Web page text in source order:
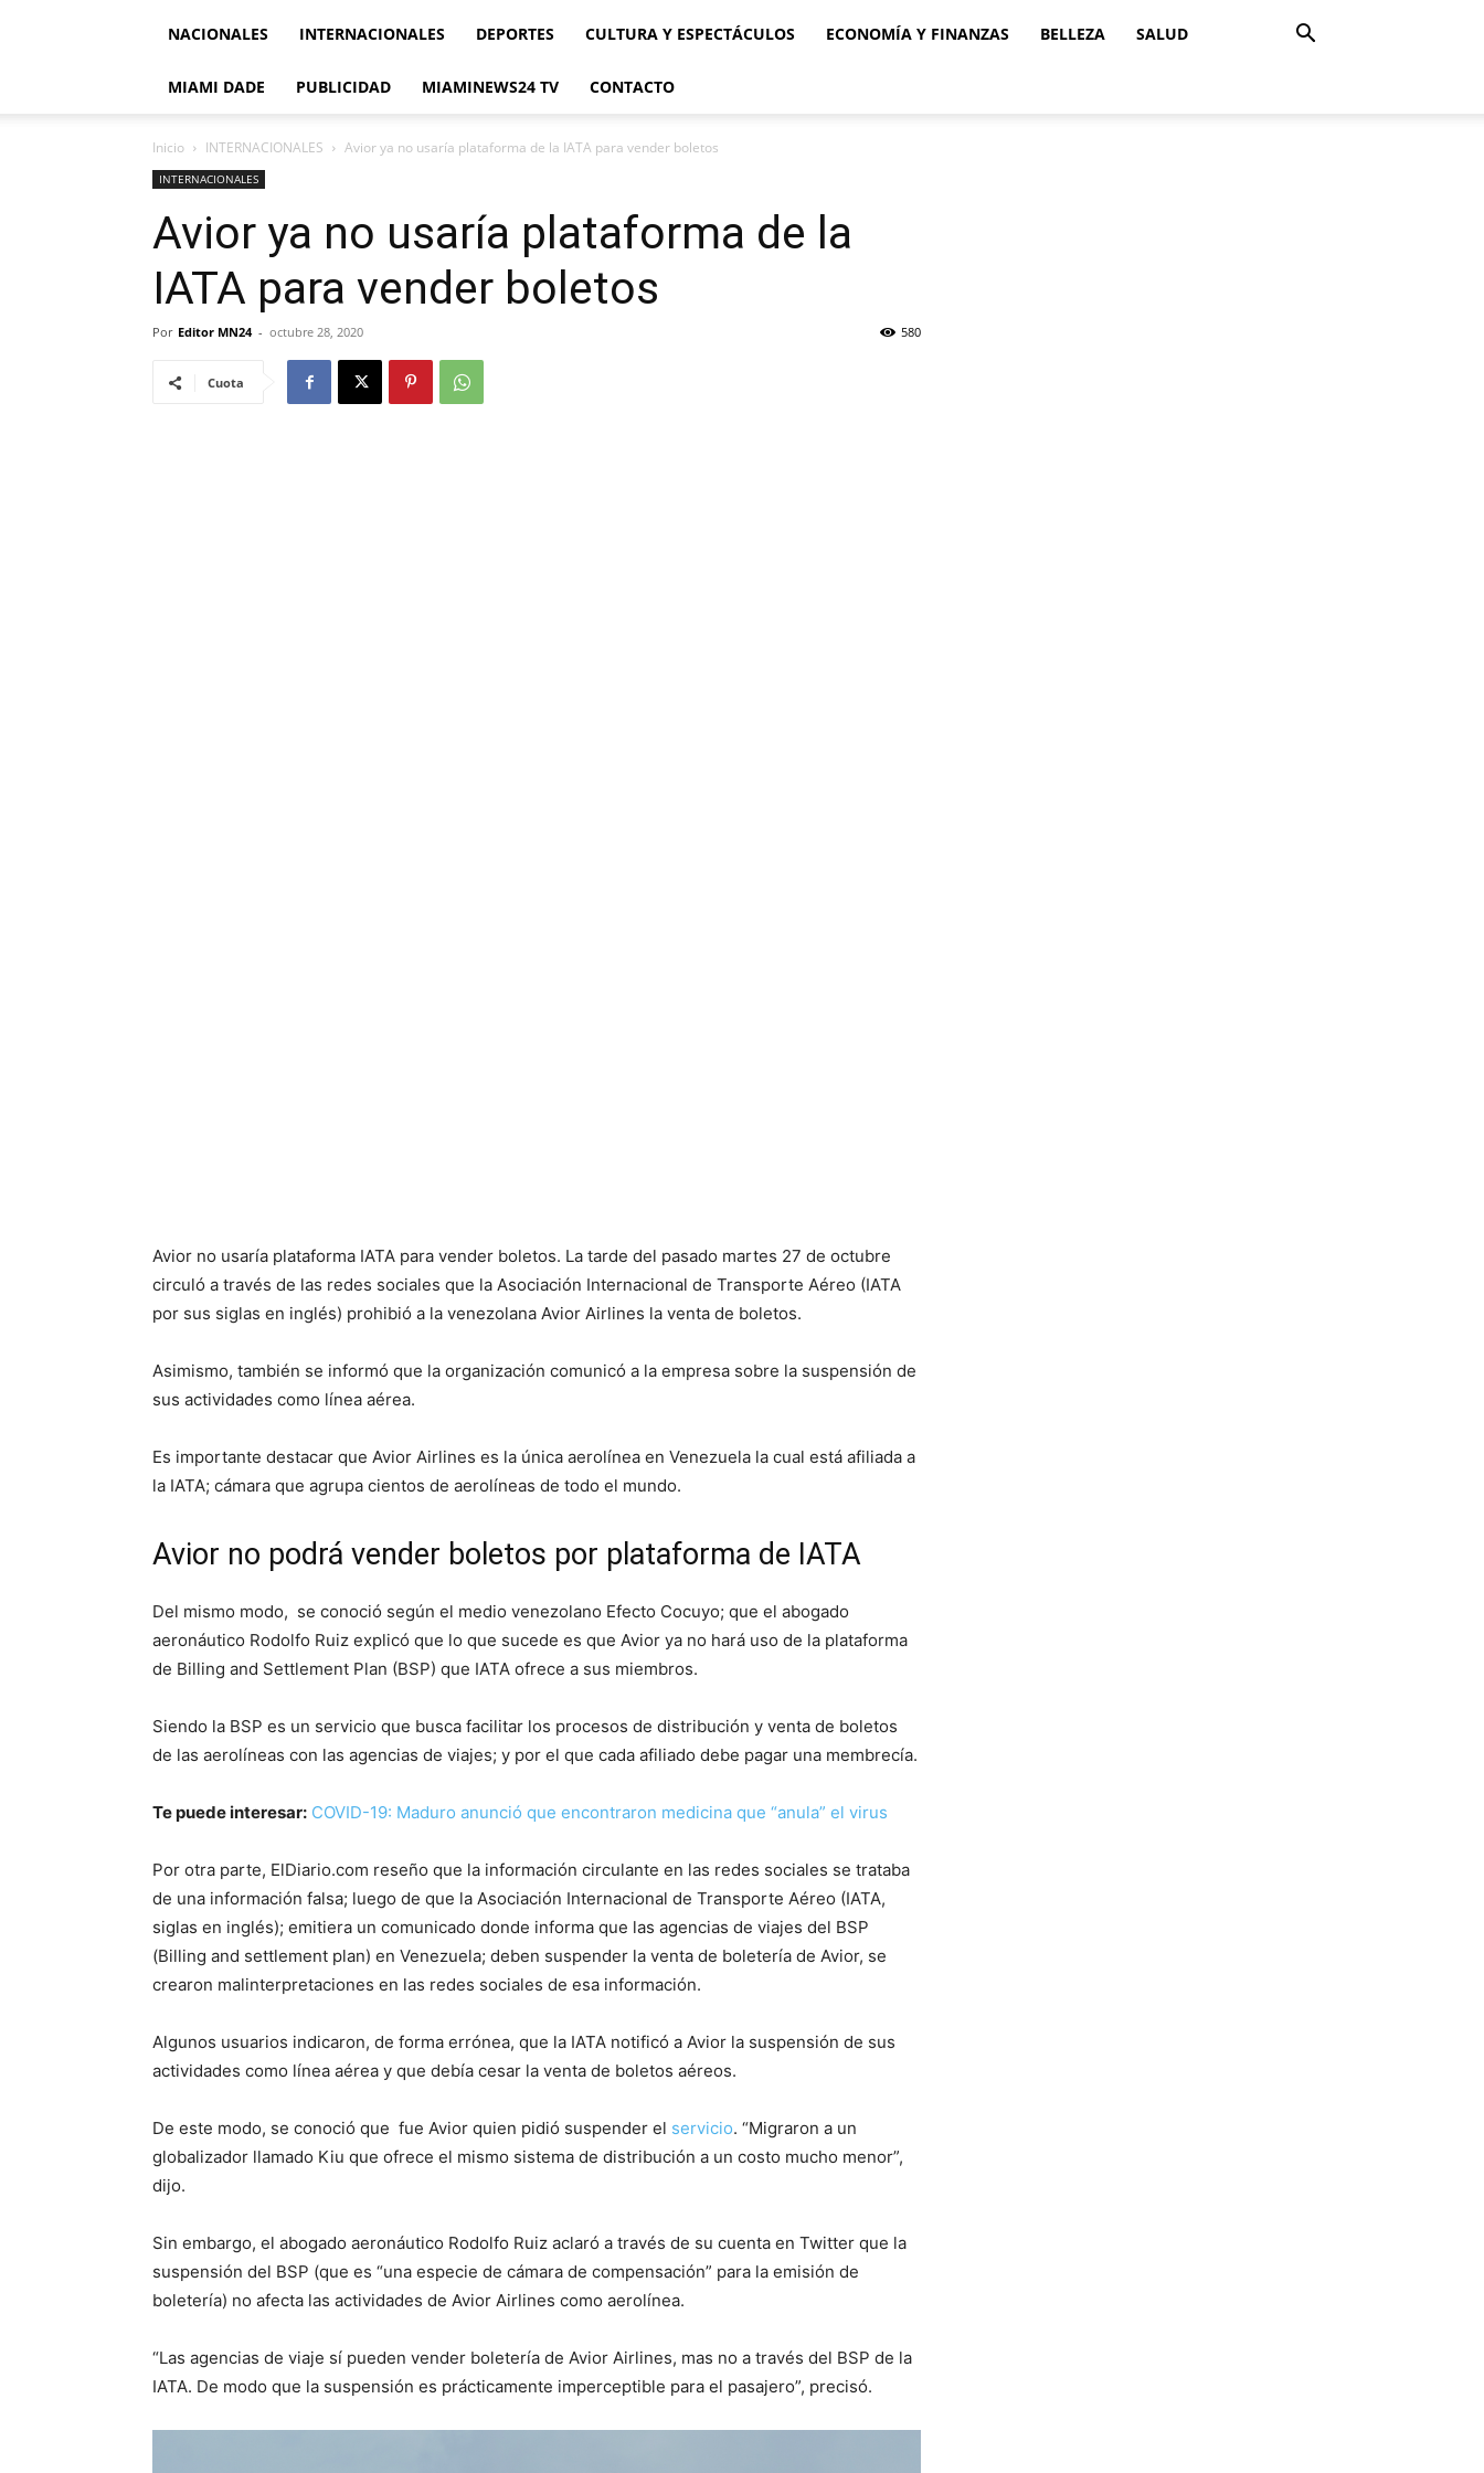
NACIONALES INTERNACIONALES DEPORTES CULTURA Y ESPECTÁCULOS ECONOMÍA Y FINANZAS BELLEZA SALUD
MIAMI DADE PUBLICIDAD MIAMINEWS24 TV CONTACTO
Inicio INTERNACIONALES Avior ya no usaría plataforma de la IATA para vender boletos
INTERNACIONALES
Avior ya no usaría plataforma de la
IATA para vender boletos
Por Editor MN24 - octubre 28, 2020 580
Cuota
Avior no usaría plataforma IATA para vender boletos. La tarde del pasado martes 27 de octubre
circuló a través de las redes sociales que la Asociación Internacional de Transporte Aéreo (IATA
por sus siglas en inglés) prohibió a la venezolana Avior Airlines la venta de boletos.
Asimismo, también se informó que la organización comunicó a la empresa sobre la suspensión de
sus actividades como línea aérea.
Es importante destacar que Avior Airlines es la única aerolínea en Venezuela la cual está afiliada a
la IATA; cámara que agrupa cientos de aerolíneas de todo el mundo.
Avior no podrá vender boletos por plataforma de IATA
Del mismo modo, se conoció según el medio venezolano Efecto Cocuyo; que el abogado
aeronáutico Rodolfo Ruiz explicó que lo que sucede es que Avior ya no hará uso de la plataforma
de Billing and Settlement Plan (BSP) que IATA ofrece a sus miembros.
Siendo la BSP es un servicio que busca facilitar los procesos de distribución y venta de boletos
de las aerolíneas con las agencias de viajes; y por el que cada afiliado debe pagar una membrecía.
Te puede interesar: COVID-19: Maduro anunció que encontraron medicina que “anula” el virus
Por otra parte, ElDiario.com reseño que la información circulante en las redes sociales se trataba
de una información falsa; luego de que la Asociación Internacional de Transporte Aéreo (IATA,
siglas en inglés); emitiera un comunicado donde informa que las agencias de viajes del BSP
(Billing and settlement plan) en Venezuela; deben suspender la venta de boletería de Avior, se
crearon malinterpretaciones en las redes sociales de esa información.
Algunos usuarios indicaron, de forma errónea, que la IATA notificó a Avior la suspensión de sus
actividades como línea aérea y que debía cesar la venta de boletos aéreos.
De este modo, se conoció que fue Avior quien pidió suspender el servicio. “Migraron a un
globalizador llamado Kiu que ofrece el mismo sistema de distribución a un costo mucho menor”,
dijo.
Sin embargo, el abogado aeronáutico Rodolfo Ruiz aclaró a través de su cuenta en Twitter que la
suspensión del BSP (que es “una especie de cámara de compensación” para la emisión de
boletería) no afecta las actividades de Avior Airlines como aerolínea.
“Las agencias de viaje sí pueden vender boletería de Avior Airlines, mas no a través del BSP de la
IATA. De modo que la suspensión es prácticamente imperceptible para el pasajero”, precisó.